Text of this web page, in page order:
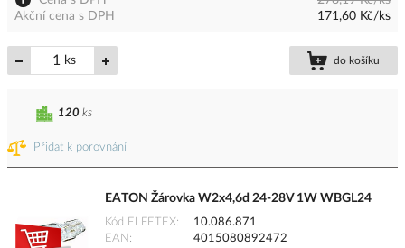
Akční cena s DPH
171,60 Kč/ks
ks do košíku
Přidat k porovnání
120 ks
EATON Žárovka W2x4,6d 24-28V 1W WBGL24
Kód ELFETEX
10.086.871
EAN
4015080892472